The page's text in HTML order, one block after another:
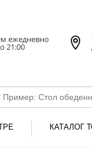
ежедневно
21:00
КАТАЛОГ